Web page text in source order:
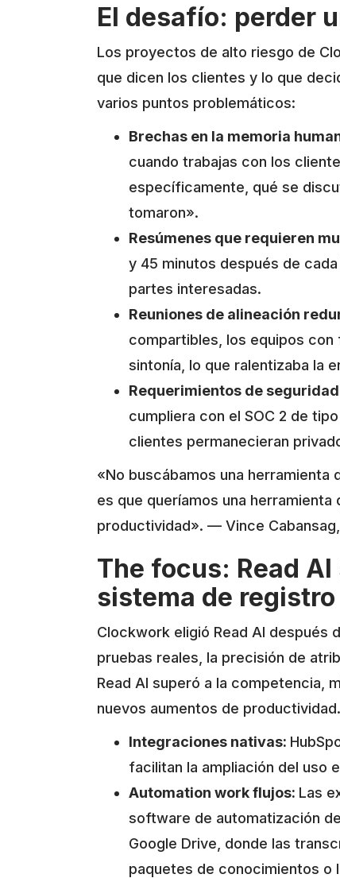
El desafío: perder
Los proyectos de alto riesgo de
que dicen los clientes y lo que
varios puntos problemáticos:
Brechas en la memoria
cuando trabajas con los
específicamente, qué se
tomaron».
Resúmenes que requieren
y 45 minutos después de
partes interesadas.
Reuniones de alineación
compartibles, los equipos
sintonía, lo que ralentizaba la
Requerimientos de
cumpliera con el SOC 2 de
clientes permanecieran
«No buscábamos una
es que queríamos una
productividad». — Vince
The focus: Read
sistema de registro
Clockwork eligió Read AI después
pruebas reales, la precisión de
Read AI superó a la competencia,
nuevos aumentos de productividad.
Integraciones nativas:
facilitan la ampliación del uso
Automation work flujos: Las
software de automatización
Google Drive, donde las
paquetes de conocimientos o